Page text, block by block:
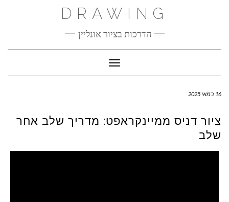
DRAWING
הדרכות בציור אונליין
Toggle Navigation
16 במאי 2025
ציור דניס ממיינקראפט: מדריך שלב אחר
שלב